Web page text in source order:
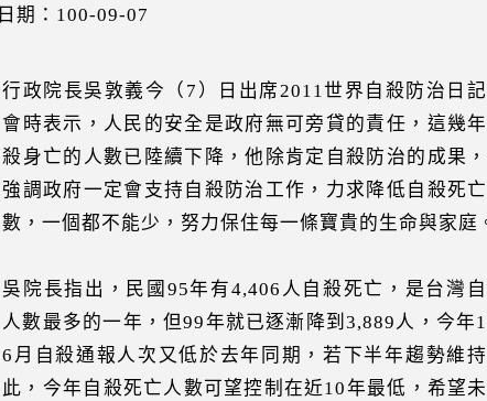
日期：100-09-07
行政院長吳敦義今（7）日出席2011世界自殺防治日
會時表示，人民的安全是政府無可旁貸的責任，這幾
殺身亡的人數已陸續下降，他除肯定自殺防治的成果
強調政府一定會支持自殺防治工作，力求降低自殺死
數，一個都不能少，努力保住每一條寶貴的生命與家庭
吳院長指出，民國95年有4,406人自殺死亡，是台灣
人數最多的一年，但99年就已逐漸降到3,889人，今年1
6月自殺通報人次又低於去年同期，若下半年趨勢維持
此，今年自殺死亡人數可望控制在近10年最低，希望